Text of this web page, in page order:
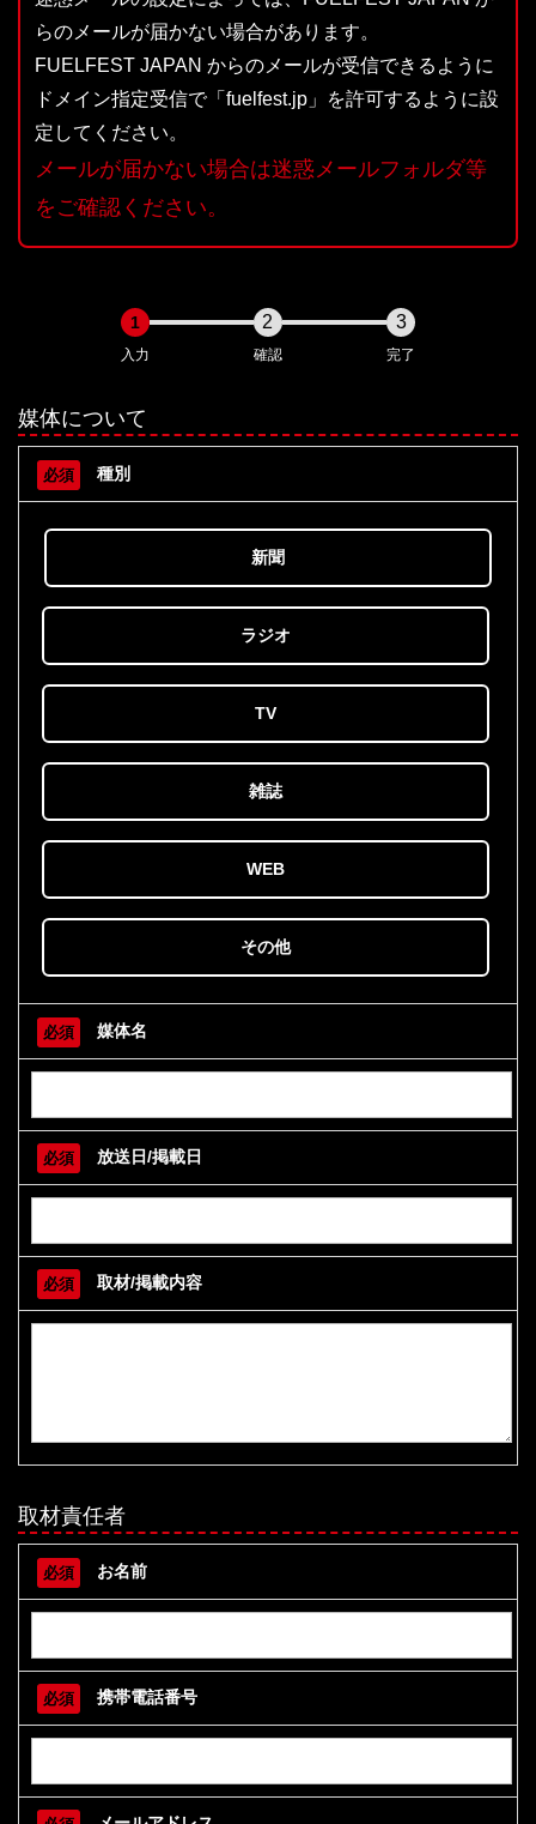
らのメールが届かない場合があります。
FUELFEST JAPAN からのメールが受信できるように
ドメイン指定受信で「fuelfest.jp」を許可するように設
定してください。
メールが届かない場合は迷惑メールフォルダ等
をご確認ください。
1
入力
2
確認
3
完了
媒体について
必須 種別
新聞
ラジオ
TV
雑誌
WEB
その他
必須 媒体名
必須 放送日/掲載日
必須 取材/掲載内容
取材責任者
必須 お名前
必須 携帯電話番号